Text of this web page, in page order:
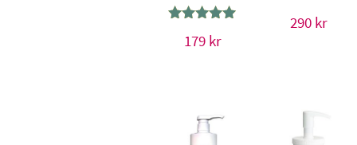
4.93
179 kr
4.89
290 kr